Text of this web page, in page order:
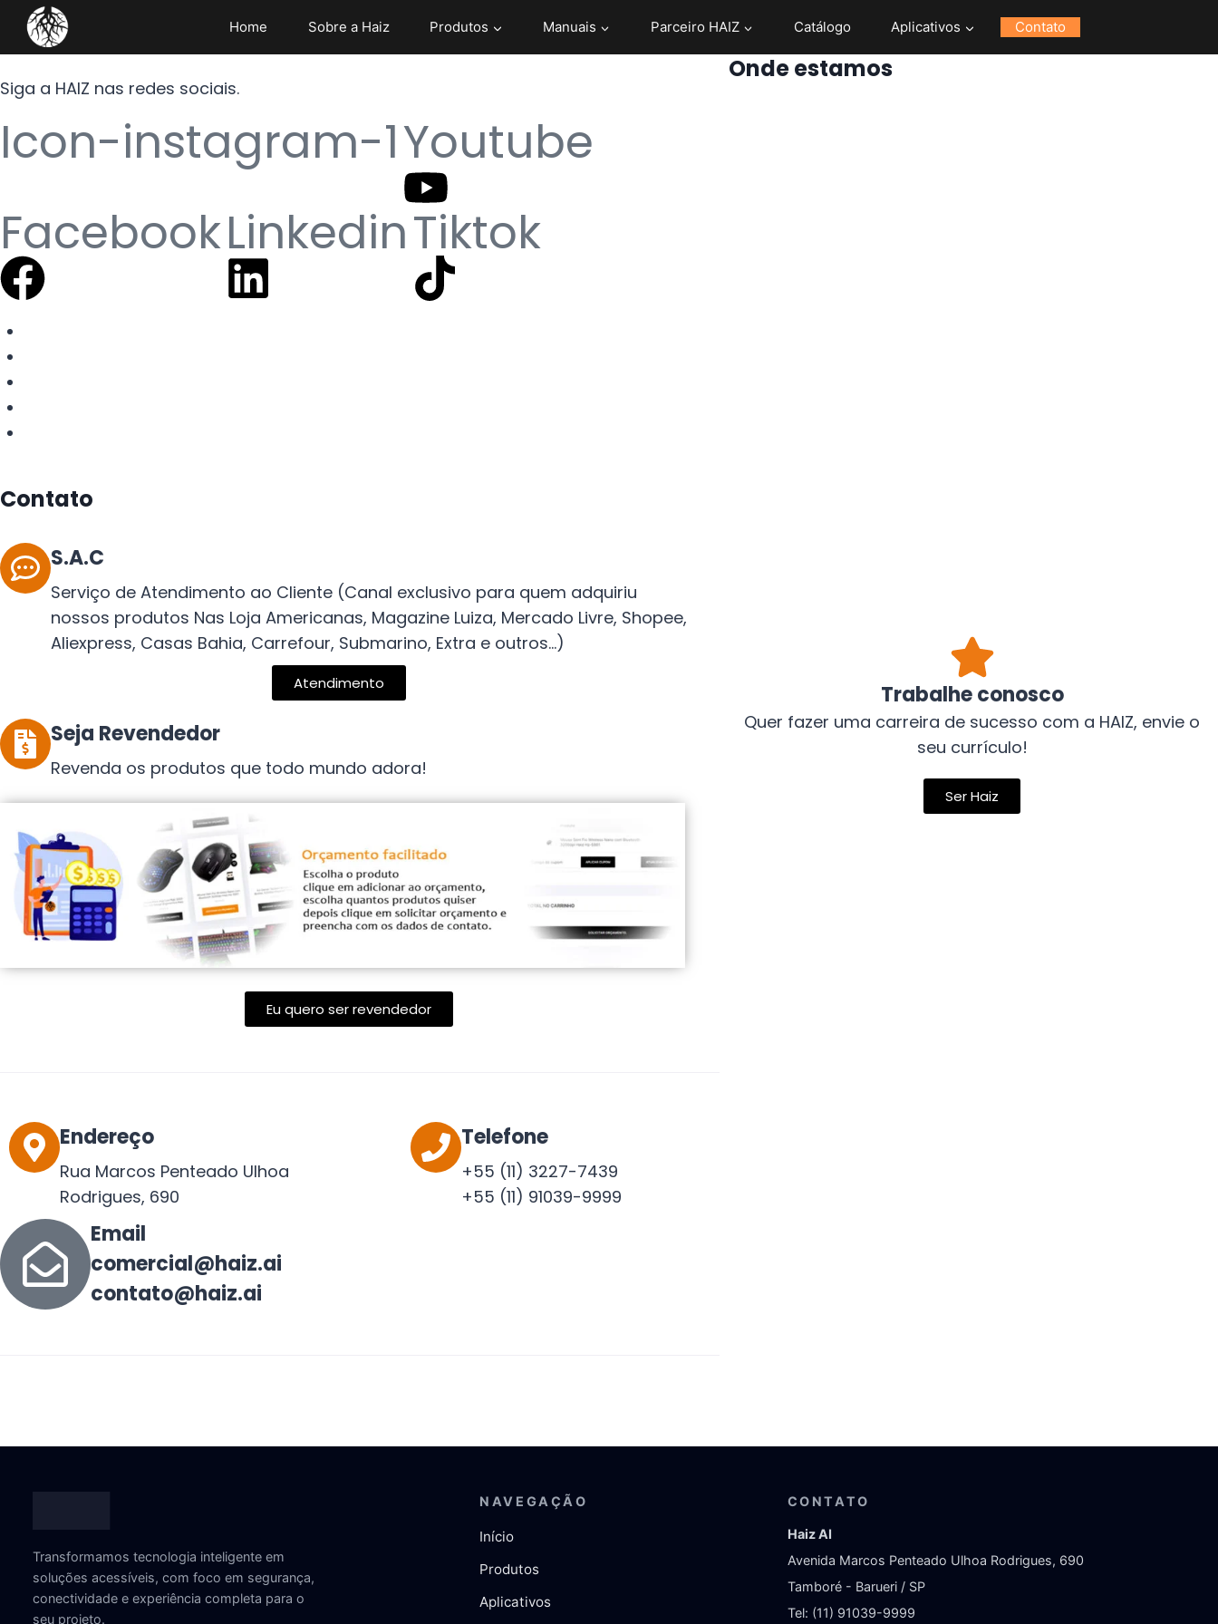
Home Sobre a Haiz Produtos Manuais Parceiro HAIZ Catálogo Aplicativos Contato
Siga a HAIZ nas redes sociais.
Icon-instagram-1Youtube
FacebookLinkedinTiktok
Contato
S.A.C
Serviço de Atendimento ao Cliente (Canal exclusivo para quem adquiriu
nossos produtos Nas Loja Americanas, Magazine Luiza, Mercado Livre, Shopee,
Aliexpress, Casas Bahia, Carrefour, Submarino, Extra e outros...)
Atendimento
Seja Revendedor
Revenda os produtos que todo mundo adora!
Eu quero ser revendedor
Endereço
Rua Marcos Penteado Ulhoa
Rodrigues, 690
Telefone
+55 (11) 3227-7439
+55 (11) 91039-9999
Email
comercial@haiz.ai
contato@haiz.ai
Onde estamos
Trabalhe conosco
Quer fazer uma carreira de sucesso com a HAIZ, envie o
seu currículo!
Ser Haiz
Transformamos tecnologia inteligente em
soluções acessíveis, com foco em segurança,
conectividade e experiência completa para o
seu projeto.
NAVEGAÇÃO
Início
Produtos
Aplicativos
CONTATO
Haiz AI
Avenida Marcos Penteado Ulhoa Rodrigues, 690
Tamboré - Barueri / SP
Tel: (11) 91039-9999